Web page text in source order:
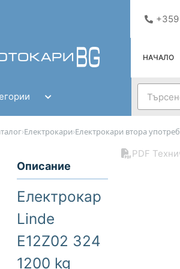
НАЧАЛО
›Електрокари›Електрокари втора
Описание
Електрокар
Linde
E12Z02 324
1200 kg
PDF